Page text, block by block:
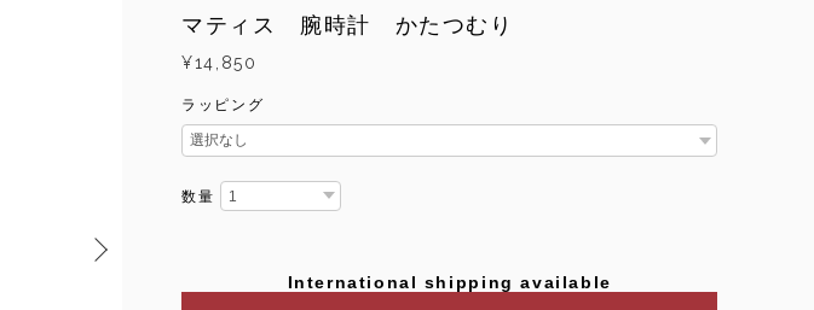
マティス 腕時計 かたつむり
¥14,850
ラッピング
数量
International shipping available